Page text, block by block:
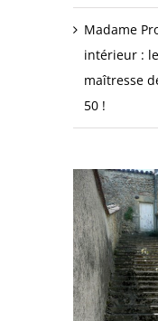
Madame
intérieur :
maîtresse
50 !